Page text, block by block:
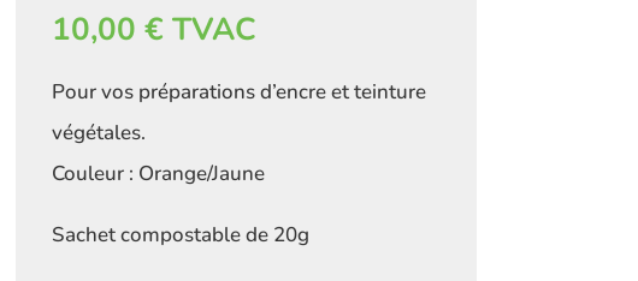
10,00 € TVAC
Pour vos préparations d’encre et teinture
végétales.
Couleur : Orange/Jaune
Sachet compostable de 20g